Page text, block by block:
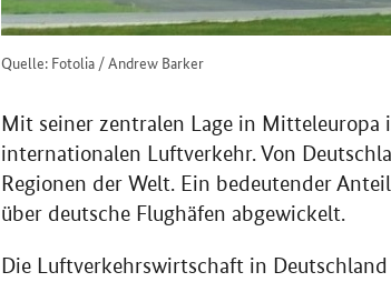
Quelle: Fotolia / Andrew Barker
Mit seiner zentralen Lage in
internationalen Luftverkehr. Von
Regionen der Welt. Ein bedeutender
über deutsche Flughäfen abgewickelt.
Die Luftverkehrswirtschaft in